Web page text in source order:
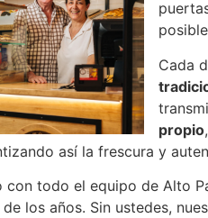
Cada
propio
así la frescura y
con todo el equipo de Alto
los años. Sin ustedes,